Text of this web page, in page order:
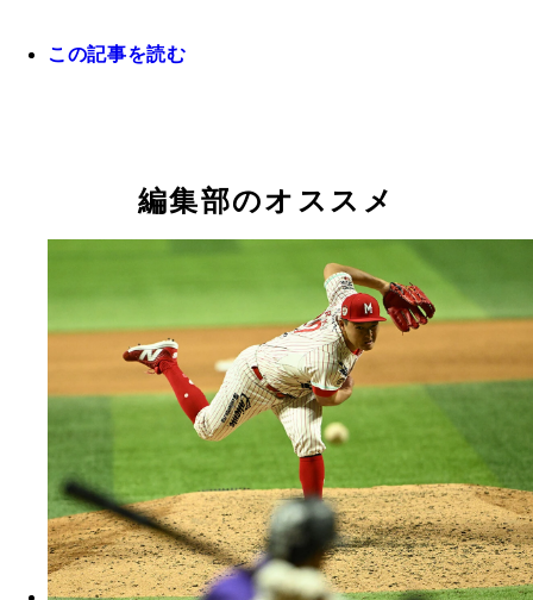
ームを立て直せるか
この記事を読む
編集部のオススメ